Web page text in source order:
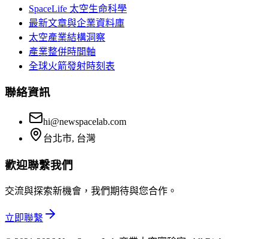
SpaceLife 太空生命科學
最新文章與企業資料庫
太空產業結構洞察
產業整併時間軸
全球火箭發射時刻表
聯絡資訊
hi@newspacelab.com
台北市, 台灣
歡迎聯繫我們
交流與探索新機會，我們期待與您合作。
立即聯繫